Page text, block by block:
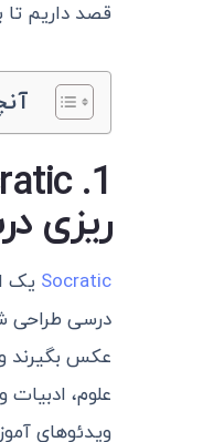
قصد داریم تا
1. Socratic یک پلتفرم قدرتمند
ریزی
Socratic
درسی طراحی
عکس بگیرند
علوم،
ویدئوهای